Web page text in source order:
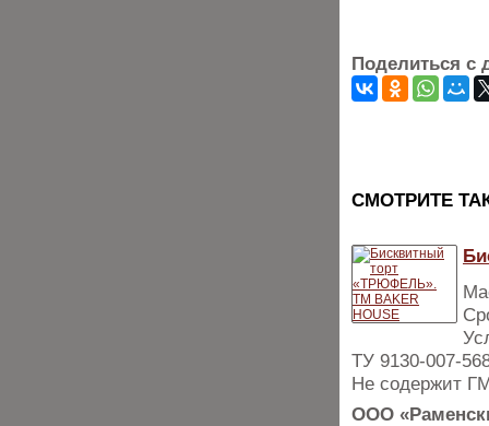
Поделиться с
CМОТРИТЕ
ТУ 9130-007-
Не содержит
ООО